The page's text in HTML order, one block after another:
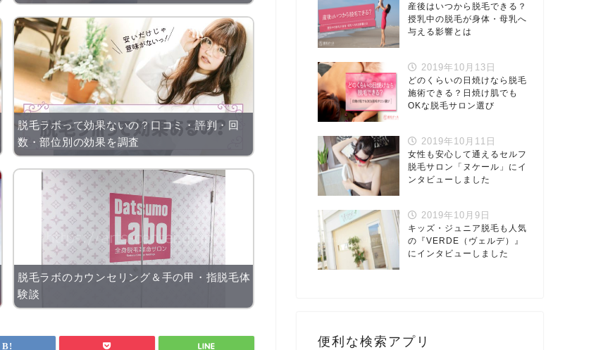
脱毛ラボって効果ないの？口コミ・評判・回
数・部位別の効果を調査
脱毛ラボのカウンセリング＆手の甲・指脱毛体
験談
産後はいつから脱毛できる？
授乳中の脱毛が身体・母乳へ
与える影響とは
2019年10月13日
どのくらいの日焼けなら脱毛
施術できる？日焼け肌でも
OKな脱毛サロン選び
2019年10月11日
女性も安心して通えるセルフ
脱毛サロン「ヌケール」にイ
ンタビューしました
2019年10月9日
キッズ・ジュニア脱毛も人気
の『VERDE（ヴェルデ）』
にインタビューしました
便利な検索アプリ